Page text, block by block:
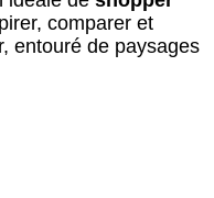
comparer et
entouré de paysages